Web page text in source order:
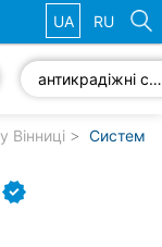
UA RU
антикрадіжні системи
Вінниці Системи